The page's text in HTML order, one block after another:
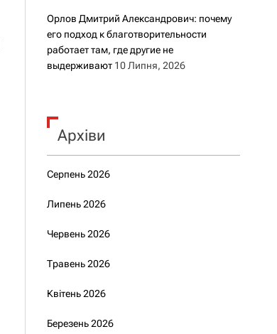
Орлов Дмитрий Александрович: почему
его подход к благотворительности
работает там, где другие не
выдерживают 10 Липня, 2026
Архіви
Серпень 2026
Липень 2026
Червень 2026
Травень 2026
Квітень 2026
Березень 2026